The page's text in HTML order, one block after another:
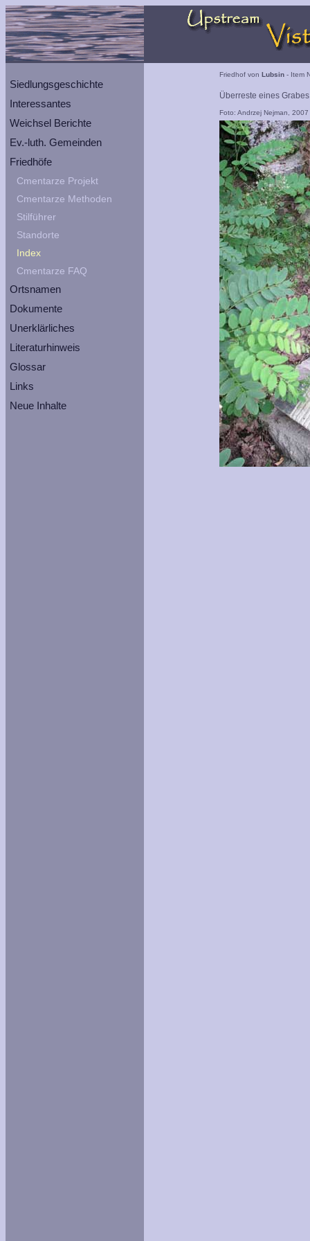
Siedlungsgeschichte
Interessantes
Weichsel Berichte
Ev.-luth. Gemeinden
Friedhöfe
Cmentarze Projekt
Cmentarze Methoden
Stilführer
Standorte
Index
Cmentarze FAQ
Ortsnamen
Dokumente
Unerklärliches
Literaturhinweis
Glossar
Links
Neue Inhalte
Friedhof von Lubsin - Item
Überreste eines
Foto: Andrzej Nejman, 2007